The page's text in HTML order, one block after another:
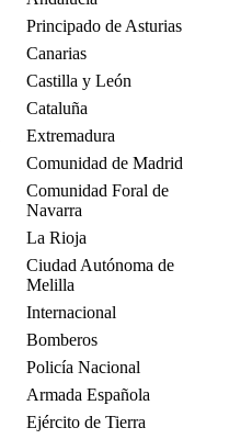
Principado de Asturias
Canarias
Castilla y León
Cataluña
Extremadura
Comunidad de Madrid
Comunidad Foral de
Navarra
La Rioja
Ciudad Autónoma de
Melilla
Internacional
Bomberos
Policía Nacional
Armada Española
Ejército de Tierra